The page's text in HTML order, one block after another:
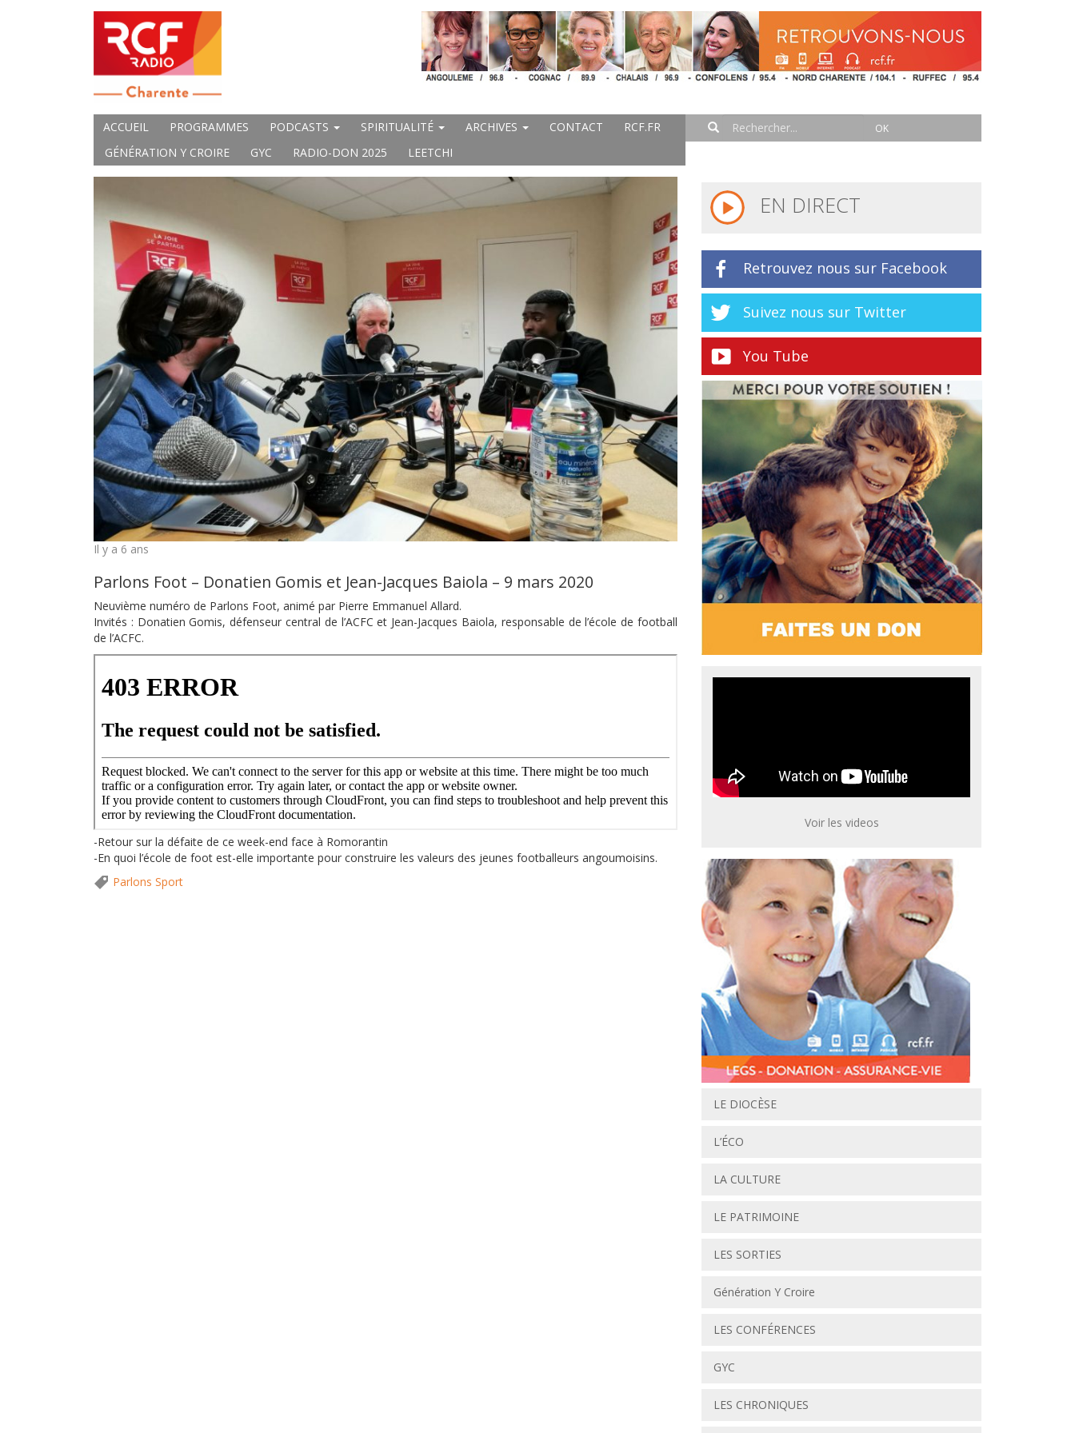
ACCUEIL PROGRAMMES PODCASTS SPIRITUALITÉ ARCHIVES CONTACT
RCF.FR
GÉNÉRATION Y CROIRE
GYC RADIO-DON 2025 LEETCHI
Il y a 6 ans
Parlons Foot – Donatien Gomis et Jean-Jacques Baiola – 9 mars 2020
Neuvième numéro de Parlons Foot, animé par Pierre Emmanuel Allard.
Invités : Donatien Gomis, défenseur central de l’ACFC et Jean-Jacques Baiola, responsable de l’école de football
de l’ACFC.
-Retour sur la défaite de ce week-end face à Romorantin
-En quoi l’école de foot est-elle importante pour construire les valeurs des jeunes footballeurs angoumoisins.
Parlons Sport
EN DIRECT
Retrouvez nous sur Facebook
Suivez nous sur Twitter
You Tube
Voir les videos
LE DIOCÈSE
L’ÉCO
LA CULTURE
LE PATRIMOINE
LES SORTIES
Génération Y Croire
LES CONFÉRENCES
GYC
LES CHRONIQUES